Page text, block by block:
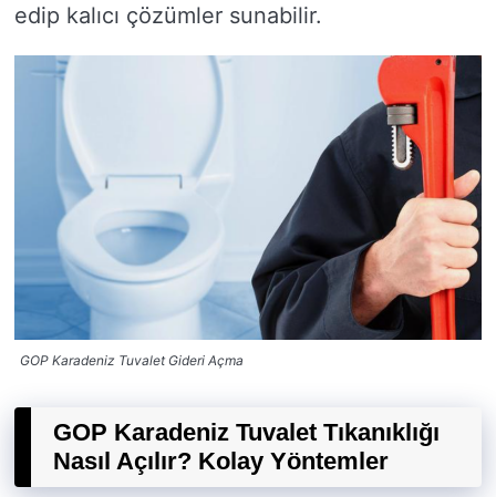
edip kalıcı çözümler sunabilir.
GOP Karadeniz Tuvalet Gideri Açma
GOP Karadeniz Tuvalet Tıkanıklığı
Nasıl Açılır? Kolay Yöntemler